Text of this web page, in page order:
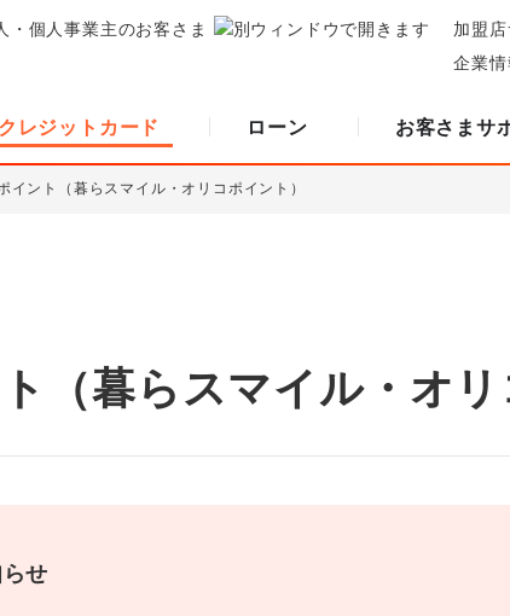
・個人事業主のお客さま
加盟
企業情
クレジットカード ローン お客さまサ
イント（暮らスマイル・オリコポイント）
（暮らスマイル・オリ
せ